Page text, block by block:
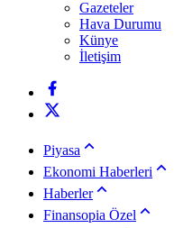
Gazeteler
Hava Durumu
Künye
İletişim
Piyasa
Ekonomi Haberleri
Haberler
Finansopia Özel